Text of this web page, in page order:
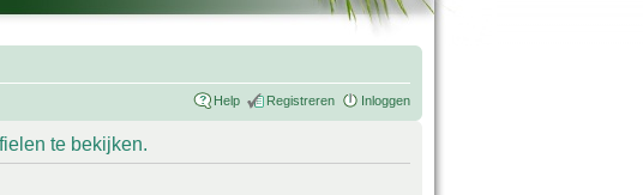
Help Registreren Inloggen
te bekijken.